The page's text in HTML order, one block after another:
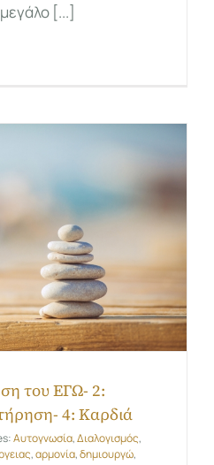
[...]
του ΕΓΩ- 2:
4: Καρδιά
Αυτογνωσία,Διαλογισμός,
,αρμονία,δημιουργώ,